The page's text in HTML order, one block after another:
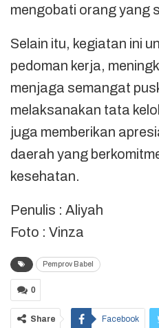
mengobati orang yang
Selain itu, kegiatan ini
pedoman kerja,
menjaga semangat
melaksanakan tata
juga memberikan
daerah yang
kesehatan.
Penulis : Aliyah
Foto : Vinza
Pemprov Babel
0
Share Facebook